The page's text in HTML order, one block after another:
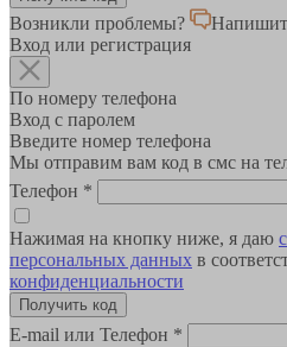
Возникли проблемы?
Вход или регистрация
По номеру телефона
Вход с паролем
Введите номер телефона
Мы отправим вам код в смс на
Телефон *
Нажимая на кнопку ниже, я даю
персональных данных в
конфиденциальности
E-mail или Телефон *